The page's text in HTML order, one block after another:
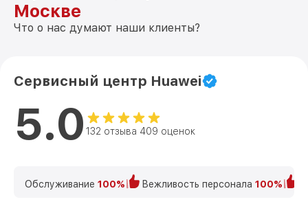
Москве
Что о нас думают наши клиенты?
Сервисный центр Huawei
5.0 132 отзыва 409 оценок
Обслуживание 100% Вежливость персонала 100%